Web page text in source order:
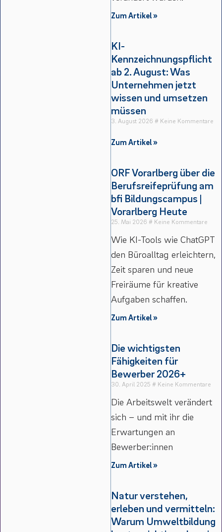
Zum Artikel »
KI-
Kennzeichnungspflicht
ab 2. August: Was
Unternehmen jetzt
wissen und umsetzen
müssen
3. August 2026 Keine Kommentare
Zum Artikel »
ORF Vorarlberg über die
Berufsreifeprüfung am
bfi Bildungscampus |
Vorarlberg Heute
25. Mai 2026 Keine Kommentare
Wie KI-Tools wie ChatGPT
den Büroalltag erleichtern,
Zeit sparen und neue
Freiräume für kreative
Aufgaben schaffen.
Zum Artikel »
Die wichtigsten
Fähigkeiten für
Bewerber 2026+
30. April 2025 Keine Kommentare
Die Arbeitswelt verändert
sich – und mit ihr die
Erwartungen an
Bewerber:innen
Zum Artikel »
Natur verstehen,
erleben und vermitteln:
Warum Umweltbildung